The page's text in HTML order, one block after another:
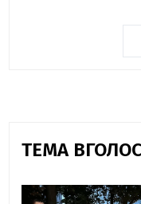
ТЕМА